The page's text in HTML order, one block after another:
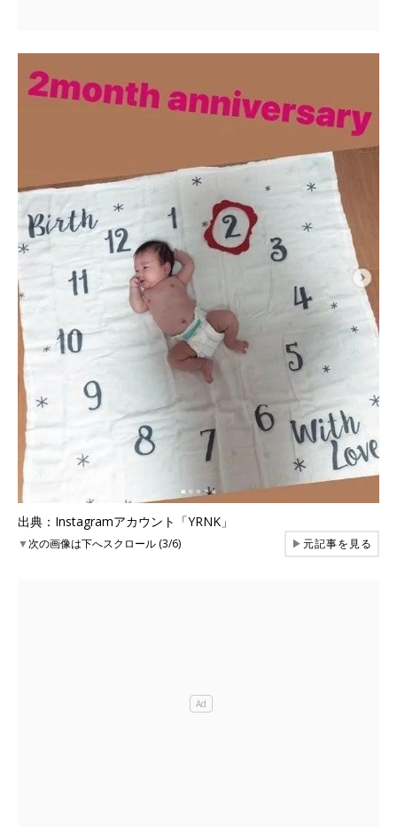
出典：Instagramアカウント「YRNK」
▼次の画像は下へスクロール (3/6) ▶元記事を見る